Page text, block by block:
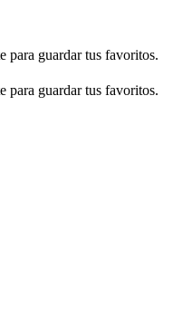
para guardar tus favoritos.
para guardar tus favoritos.